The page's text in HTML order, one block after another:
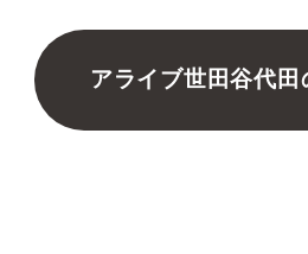
アライブ世田谷代田